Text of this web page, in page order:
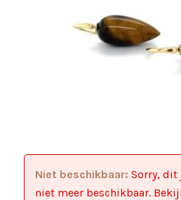
Niet beschikbaar: Sorry, dit
niet meer beschikbaar.